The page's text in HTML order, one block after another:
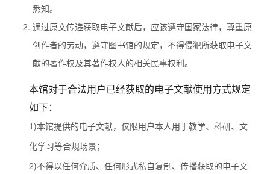
悉知。
通过原文传递获取电子文献后，应该遵守国家法律，尊重原
创作者的劳动，遵守图书馆的规定，不得侵犯所获取电子文
献的著作权及其著作权人的相关民事权利。
本馆对于合法用户已经获取的电子文献使用方式规定
如下：
1)本馆提供的电子文献，仅限用户本人用于教学、科研、文
化学习等合规场景；
2)不得以任何介质、任何形式私自复制、传播获取的电子文